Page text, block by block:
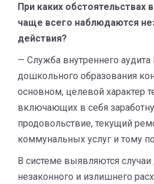
При каких обстоятельствах
чаще всего наблюдаются
действия?
— Служба внутреннего аудита
дошкольного образования
основном, целевой характер
включающих в себя
продовольствие, текущий
коммунальных услуг и тому
В системе выявляются
незаконного и излишнего